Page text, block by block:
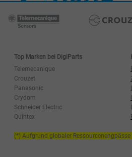
Top Marken bei DigiParts
Telemecanique
Crouzet
Panasonic
Crydom
Schneider Electric
Quintex
(*) Aufgrund globaler